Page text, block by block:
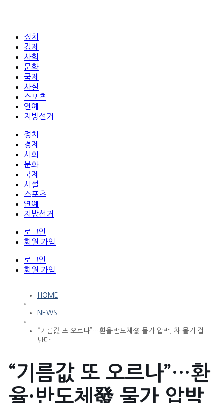
정치
경제
사회
문화
국제
사설
스포츠
연예
지방선거
정치
경제
사회
문화
국제
사설
스포츠
연예
지방선거
로그인
회원 가입
로그인
회원 가입
HOME
NEWS
“기름값 또 오르나”…환율·반도체發 물가 압박, 차 몰기 겁
난다
“기름값 또 오르나”…환
율·반도체發 물가 압박,